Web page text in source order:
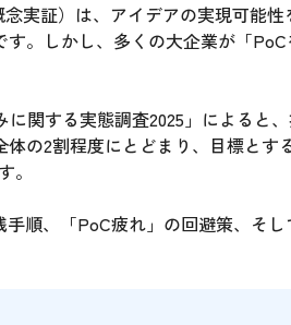
実証）は、アイデアの実現可能性
。しかし、多くの大企業が「
関する実態調査2025」によると
の2割程度にとどまり、目標とす
。
順、「PoC疲れ」の回避策、そし